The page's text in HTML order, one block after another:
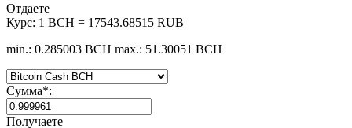
Отдаете
Курс: 1 BCH = 17543.68515 RUB
min.: 0.285003 BCH max.: 51.30051 BCH
Сумма*:
Получаете